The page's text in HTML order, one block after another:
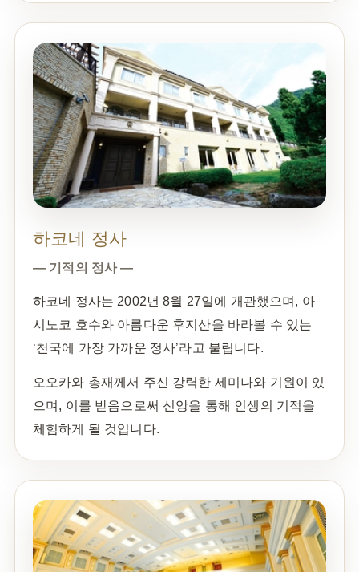
하코네 정사
— 기적의 정사 —
하코네 정사는 2002년 8월 27일에 개관했으며, 아
시노코 호수와 아름다운 후지산을 바라볼 수 있는
‘천국에 가장 가까운 정사’라고 불립니다.
오오카와 총재께서 주신 강력한 세미나와 기원이 있
으며, 이를 받음으로써 신앙을 통해 인생의 기적을
체험하게 될 것입니다.